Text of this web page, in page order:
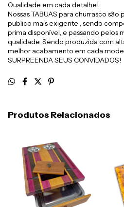
Qualidade em cada detalhe!
Nossas TABUAS para churrasco
publico mais exigente , sendo
prima disponível, e passando pelos
qualidade. Sendo produzida com
melhor acabamento em cada
SURPREENDA SEUS CONVIDADOS!
Produtos Relacionados